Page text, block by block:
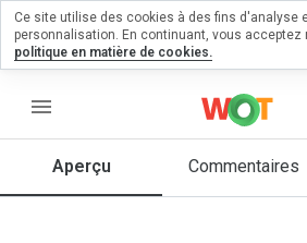
menu
Aperçu Commentaires
sur
Quelle
Ce site utilise des cookies à des fins d'analyse
personnalisation. En continuant, vous acceptez
politique en matière de cookies.